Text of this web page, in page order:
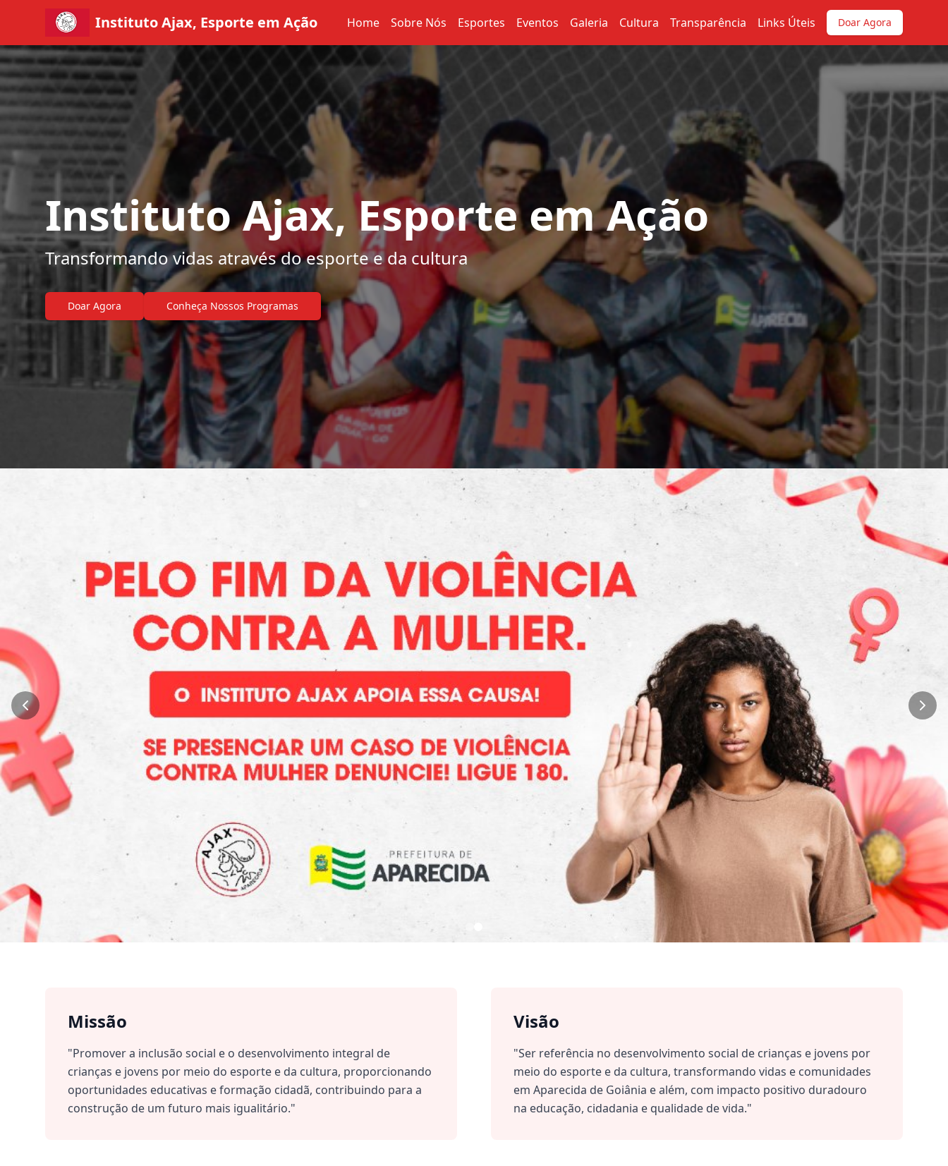
Instituto Ajax, Esporte em Ação Home Sobre Nós Esportes Eventos Galeria Cultura Transparência Links Úteis Doar Agora
Instituto Ajax, Esporte em Ação
Transformando vidas através do esporte e da cultura
Doar Agora Conheça Nossos Programas
Missão
"Promover a inclusão social e o desenvolvimento integral de
crianças e jovens por meio do esporte e da cultura, proporcionando
oportunidades educativas e formação cidadã, contribuindo para a
construção de um futuro mais igualitário."
Visão
"Ser referência no desenvolvimento social de crianças e jovens por
meio do esporte e da cultura, transformando vidas e comunidades
em Aparecida de Goiânia e além, com impacto positivo duradouro
na educação, cidadania e qualidade de vida."